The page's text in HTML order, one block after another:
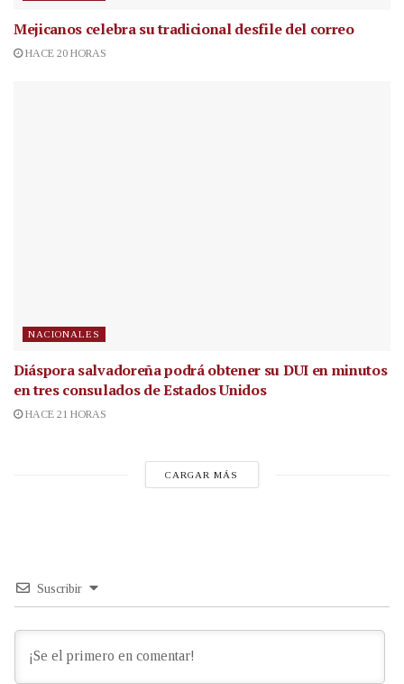
Mejicanos celebra su tradicional desfile del correo
HACE 20 HORAS
NACIONALES
Diáspora salvadoreña podrá obtener su DUI en minutos
en tres consulados de Estados Unidos
HACE 21 HORAS
CARGAR MÁS
Suscribir